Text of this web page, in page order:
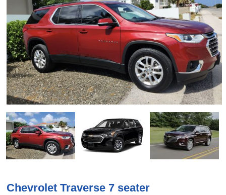
Chevrolet Traverse 7 seater